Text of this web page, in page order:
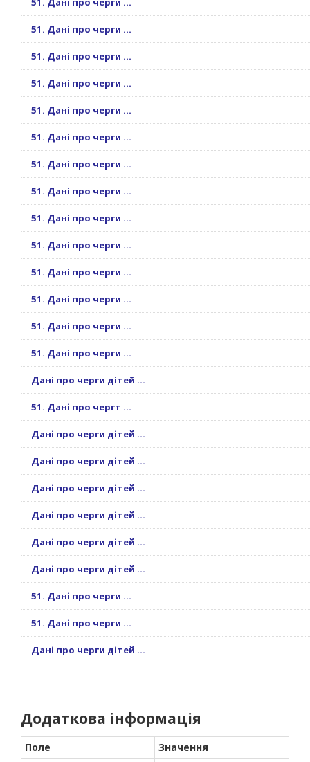
51. Дані про черги ...
51. Дані про черги ...
51. Дані про черги ...
51. Дані про черги ...
51. Дані про черги ...
51. Дані про черги ...
51. Дані про черги ...
51. Дані про черги ...
51. Дані про черги ...
51. Дані про черги ...
51. Дані про черги ...
51. Дані про черги ...
51. Дані про черги ...
Дані про черги дітей ...
51. Дані про чергт ...
Дані про черги дітей ...
Дані про черги дітей ...
Дані про черги дітей ...
Дані про черги дітей ...
Дані про черги дітей ...
Дані про черги дітей ...
51. Дані про черги ...
51. Дані про черги ...
Дані про черги дітей ...
Додаткова інформація
Поле
Значення